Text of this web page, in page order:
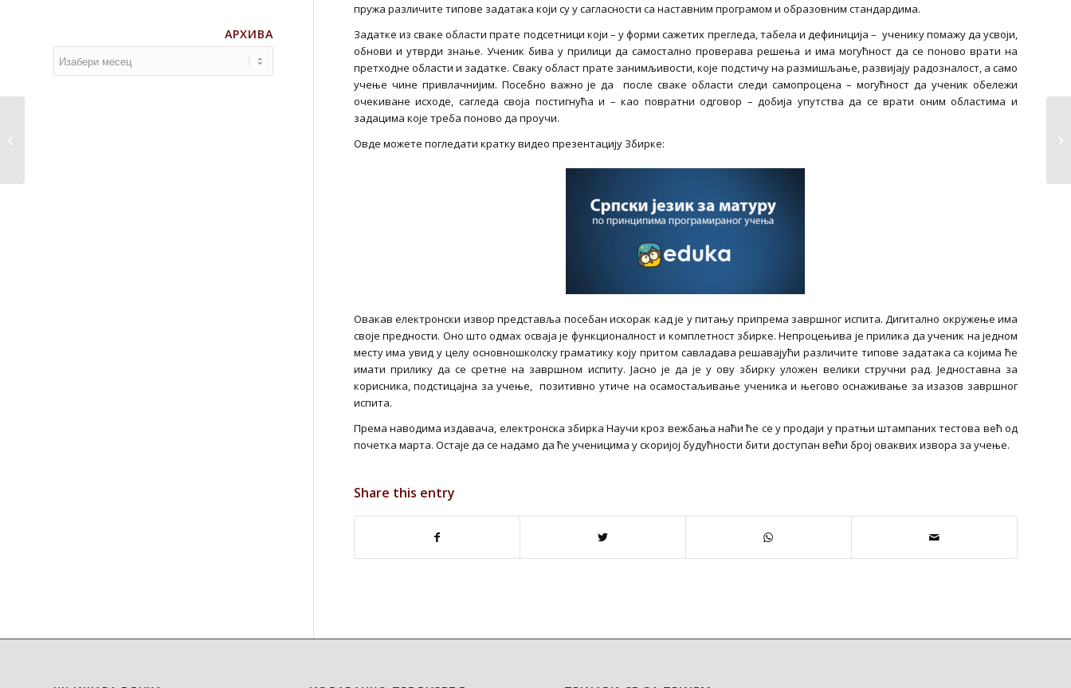
пружа различите типове задатака који су у сагласности са наставним програмом и образовним стандардима.
Задатке из сваке области прате подсетници који – у форми сажетих прегледа, табела и дефиниција – ученику помажу да усвоји,
обнови и утврди знање. Ученик бива у прилици да самостално проверава решења и има могућност да се поново врати на
претходне области и задатке. Сваку област прате занимљивости, које подстичу на размишљање, развијају радозналост, а само
учење чине привлачнијим. Посебно важно је да после сваке области следи самопроцена – могућност да ученик обележи
очекиване исходе, сагледа своја постигнућа и – као повратни одговор – добија упутства да се врати оним областима и
задацима које треба поново да проучи.
Овде можете погледати кратку видео презентацију Збирке:
Овакав електронски извор представља посебан искорак кад је у питању припрема завршног испита. Дигитално окружење има
своје предности. Оно што одмах осваја је функционалност и комплетност збирке. Непроцењива је прилика да ученик на једном
месту има увид у целу основношколску граматику коју притом савладава решавајући различите типове задатака са којима ће
имати прилику да се сретне на завршном испиту. Јасно је да је у ову збирку уложен велики стручни рад. Једноставна за
корисника, подстицајна за учење, позитивно утиче на осамостаљивање ученика и његово оснаживање за изазов завршног
испита.
Према наводима издавача, електронска збирка Научи кроз вежбања наћи ће се у продаји у пратњи штампаних тестова већ од
почетка марта. Остаје да се надамо да ће ученицима у скоријој будућности бити доступан већи број оваквих извора за учење.
Share this entry
АРХИВА